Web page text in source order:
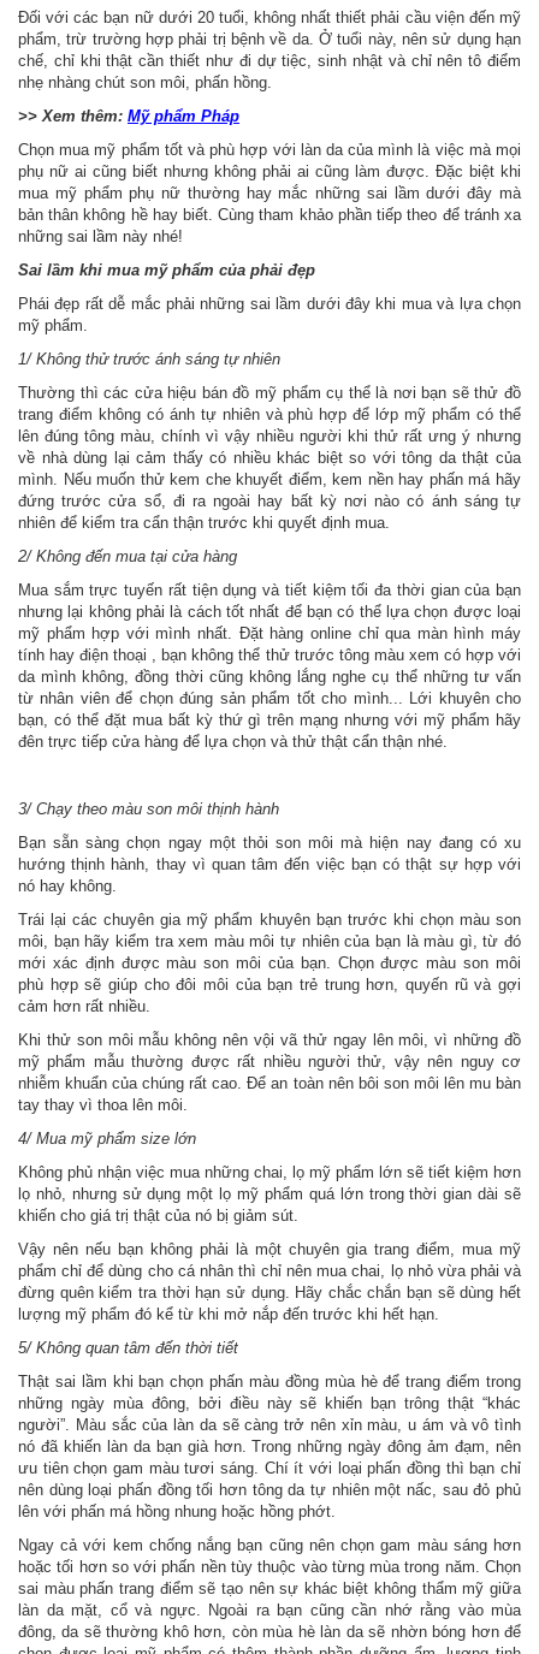
Đối với các bạn nữ dưới 20 tuổi, không nhất thiết phải cầu viện đến mỹ
phẩm, trừ trường hợp phải trị bệnh về da. Ở tuổi này, nên sử dụng hạn
chế, chỉ khi thật cần thiết như đi dự tiệc, sinh nhật và chỉ nên tô điểm
nhẹ nhàng chút son môi, phấn hồng.
>> Xem thêm: Mỹ phẩm Pháp
Chọn mua mỹ phẩm tốt và phù hợp với làn da của mình là việc mà mọi
phụ nữ ai cũng biết nhưng không phải ai cũng làm được. Đặc biệt khi
mua mỹ phẩm phụ nữ thường hay mắc những sai lầm dưới đây mà
bản thân không hề hay biết. Cùng tham khảo phần tiếp theo để tránh xa
những sai lầm này nhé!
Sai lầm khi mua mỹ phẩm của phải đẹp
Phái đẹp rất dễ mắc phải những sai lầm dưới đây khi mua và lựa chọn
mỹ phẩm.
1/ Không thử trước ánh sáng tự nhiên
Thường thì các cửa hiệu bán đồ mỹ phẩm cụ thể là nơi bạn sẽ thử đồ
trang điểm không có ánh tự nhiên và phù hợp để lớp mỹ phẩm có thể
lên đúng tông màu, chính vì vậy nhiều người khi thử rất ưng ý nhưng
về nhà dùng lại cảm thấy có nhiều khác biệt so với tông da thật của
mình. Nếu muốn thử kem che khuyết điểm, kem nền hay phấn má hãy
đứng trước cửa sổ, đi ra ngoài hay bất kỳ nơi nào có ánh sáng tự
nhiên để kiểm tra cẩn thận trước khi quyết định mua.
2/ Không đến mua tại cửa hàng
Mua sắm trực tuyến rất tiện dụng và tiết kiệm tối đa thời gian của bạn
nhưng lại không phải là cách tốt nhất để bạn có thể lựa chọn được loại
mỹ phẩm hợp với mình nhất. Đặt hàng online chỉ qua màn hình máy
tính hay điện thoại , bạn không thể thử trước tông màu xem có hợp với
da mình không, đồng thời cũng không lắng nghe cụ thể những tư vấn
từ nhân viên để chọn đúng sản phẩm tốt cho mình... Lới khuyên cho
bạn, có thể đặt mua bất kỳ thứ gì trên mạng nhưng với mỹ phẩm hãy
đên trực tiếp cửa hàng để lựa chọn và thử thật cẩn thận nhé.
3/ Chạy theo màu son môi thịnh hành
Bạn sẵn sàng chọn ngay một thỏi son môi mà hiện nay đang có xu
hướng thịnh hành, thay vì quan tâm đến việc bạn có thật sự hợp với
nó hay không.
Trái lại các chuyên gia mỹ phẩm khuyên bạn trước khi chọn màu son
môi, bạn hãy kiểm tra xem màu môi tự nhiên của bạn là màu gì, từ đó
mới xác định được màu son môi của bạn. Chọn được màu son môi
phù hợp sẽ giúp cho đôi môi của bạn trẻ trung hơn, quyến rũ và gợi
cảm hơn rất nhiều.
Khi thử son môi mẫu không nên vội vã thử ngay lên môi, vì những đồ
mỹ phẩm mẫu thường được rất nhiều người thử, vậy nên nguy cơ
nhiễm khuẩn của chúng rất cao. Để an toàn nên bôi son môi lên mu bàn
tay thay vì thoa lên môi.
4/ Mua mỹ phẩm size lớn
Không phủ nhận việc mua những chai, lọ mỹ phẩm lớn sẽ tiết kiệm hơn
lọ nhỏ, nhưng sử dụng một lọ mỹ phẩm quá lớn trong thời gian dài sẽ
khiến cho giá trị thật của nó bị giảm sút.
Vậy nên nếu bạn không phải là một chuyên gia trang điểm, mua mỹ
phẩm chỉ để dùng cho cá nhân thì chỉ nên mua chai, lọ nhỏ vừa phải và
đừng quên kiểm tra thời hạn sử dụng. Hãy chắc chắn bạn sẽ dùng hết
lượng mỹ phẩm đó kể từ khi mở nắp đến trước khi hết hạn.
5/ Không quan tâm đến thời tiết
Thật sai lầm khi bạn chọn phấn màu đồng mùa hè để trang điểm trong
những ngày mùa đông, bởi điều này sẽ khiến bạn trông thật “khác
người”. Màu sắc của làn da sẽ càng trở nên xỉn màu, u ám và vô tình
nó đã khiến làn da bạn già hơn. Trong những ngày đông ảm đạm, nên
ưu tiên chọn gam màu tươi sáng. Chí ít với loại phấn đồng thì bạn chỉ
nên dùng loại phấn đồng tối hơn tông da tự nhiên một nấc, sau đỏ phủ
lên với phấn má hồng nhung hoặc hồng phớt.
Ngay cả với kem chống nắng bạn cũng nên chọn gam màu sáng hơn
hoặc tối hơn so với phấn nền tùy thuộc vào từng mùa trong năm. Chọn
sai màu phấn trang điểm sẽ tạo nên sự khác biệt không thẩm mỹ giữa
làn da mặt, cổ và ngực. Ngoài ra bạn cũng cần nhớ rằng vào mùa
đông, da sẽ thường khô hơn, còn mùa hè làn da sẽ nhờn bóng hơn để